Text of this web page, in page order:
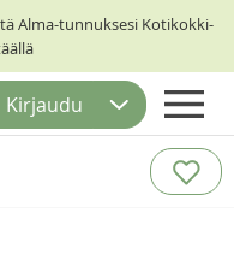
Alma-tunnuksesi Kotikokki-
Kirjaudu